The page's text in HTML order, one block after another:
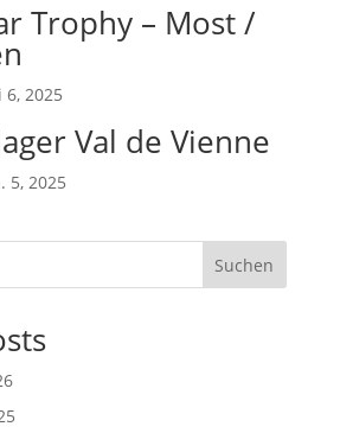
Trophy – Most /
6, 2025
Val de Vienne
5, 2025
Suchen